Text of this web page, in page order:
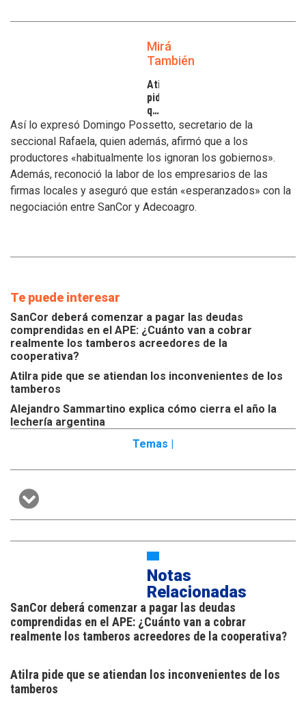
Mirá
También
Atilra
pide
que
se
atiendan
inconvenientes
de
los
tamberos
Así lo expresó Domingo Possetto, secretario de la
seccional Rafaela, quien además, afirmó que a los
productores «habitualmente los ignoran los gobiernos».
Además, reconoció la labor de los empresarios de las
firmas locales y aseguró que están «esperanzados» con la
negociación entre SanCor y Adecoagro.
Te puede interesar
SanCor deberá comenzar a pagar las deudas
comprendidas en el APE: ¿Cuánto van a cobrar
realmente los tamberos acreedores de la
cooperativa?
Atilra pide que se atiendan los inconvenientes de los
tamberos
Alejandro Sammartino explica cómo cierra el año la
lechería argentina
Temas |
Notas
Relacionadas
SanCor deberá comenzar a pagar las deudas
comprendidas en el APE: ¿Cuánto van a cobrar
realmente los tamberos acreedores de la cooperativa?
Atilra pide que se atiendan los inconvenientes de los
tamberos